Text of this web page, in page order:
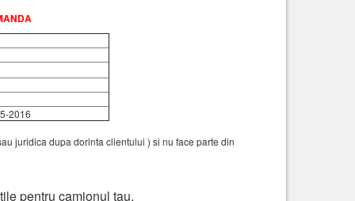
2016
juridica dupa dorinta clientului ) si nu face parte din
pentru camionul tau,